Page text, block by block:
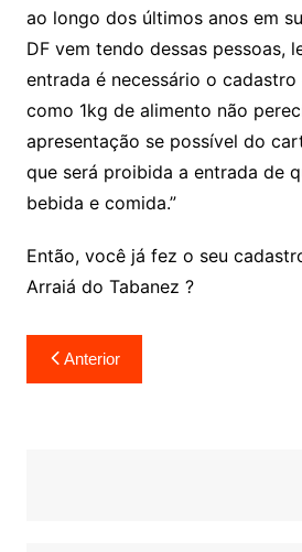
ao longo dos últimos anos em
DF vem tendo dessas pessoas,
entrada é necessário o cadastro
como 1kg de alimento não
apresentação se possível do
que será proibida a entrada de
bebida e comida.”
Então, você já fez o seu
Arraiá do Tabanez ?
Navegação
de
Anterior